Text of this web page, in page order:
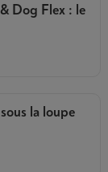
Dog Flex : le
la loupe